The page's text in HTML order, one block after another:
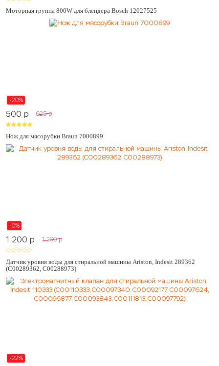
Моторная группа 800W для блендера Bosch 12027525
-20%
500 p 625 p
Нож для мясорубки Braun 7000899
-0%
1 200 p 1 200 p
Датчик уровня воды для стиральной машины Ariston, Indesit 289362
(C00289362, C00288973)
-22%